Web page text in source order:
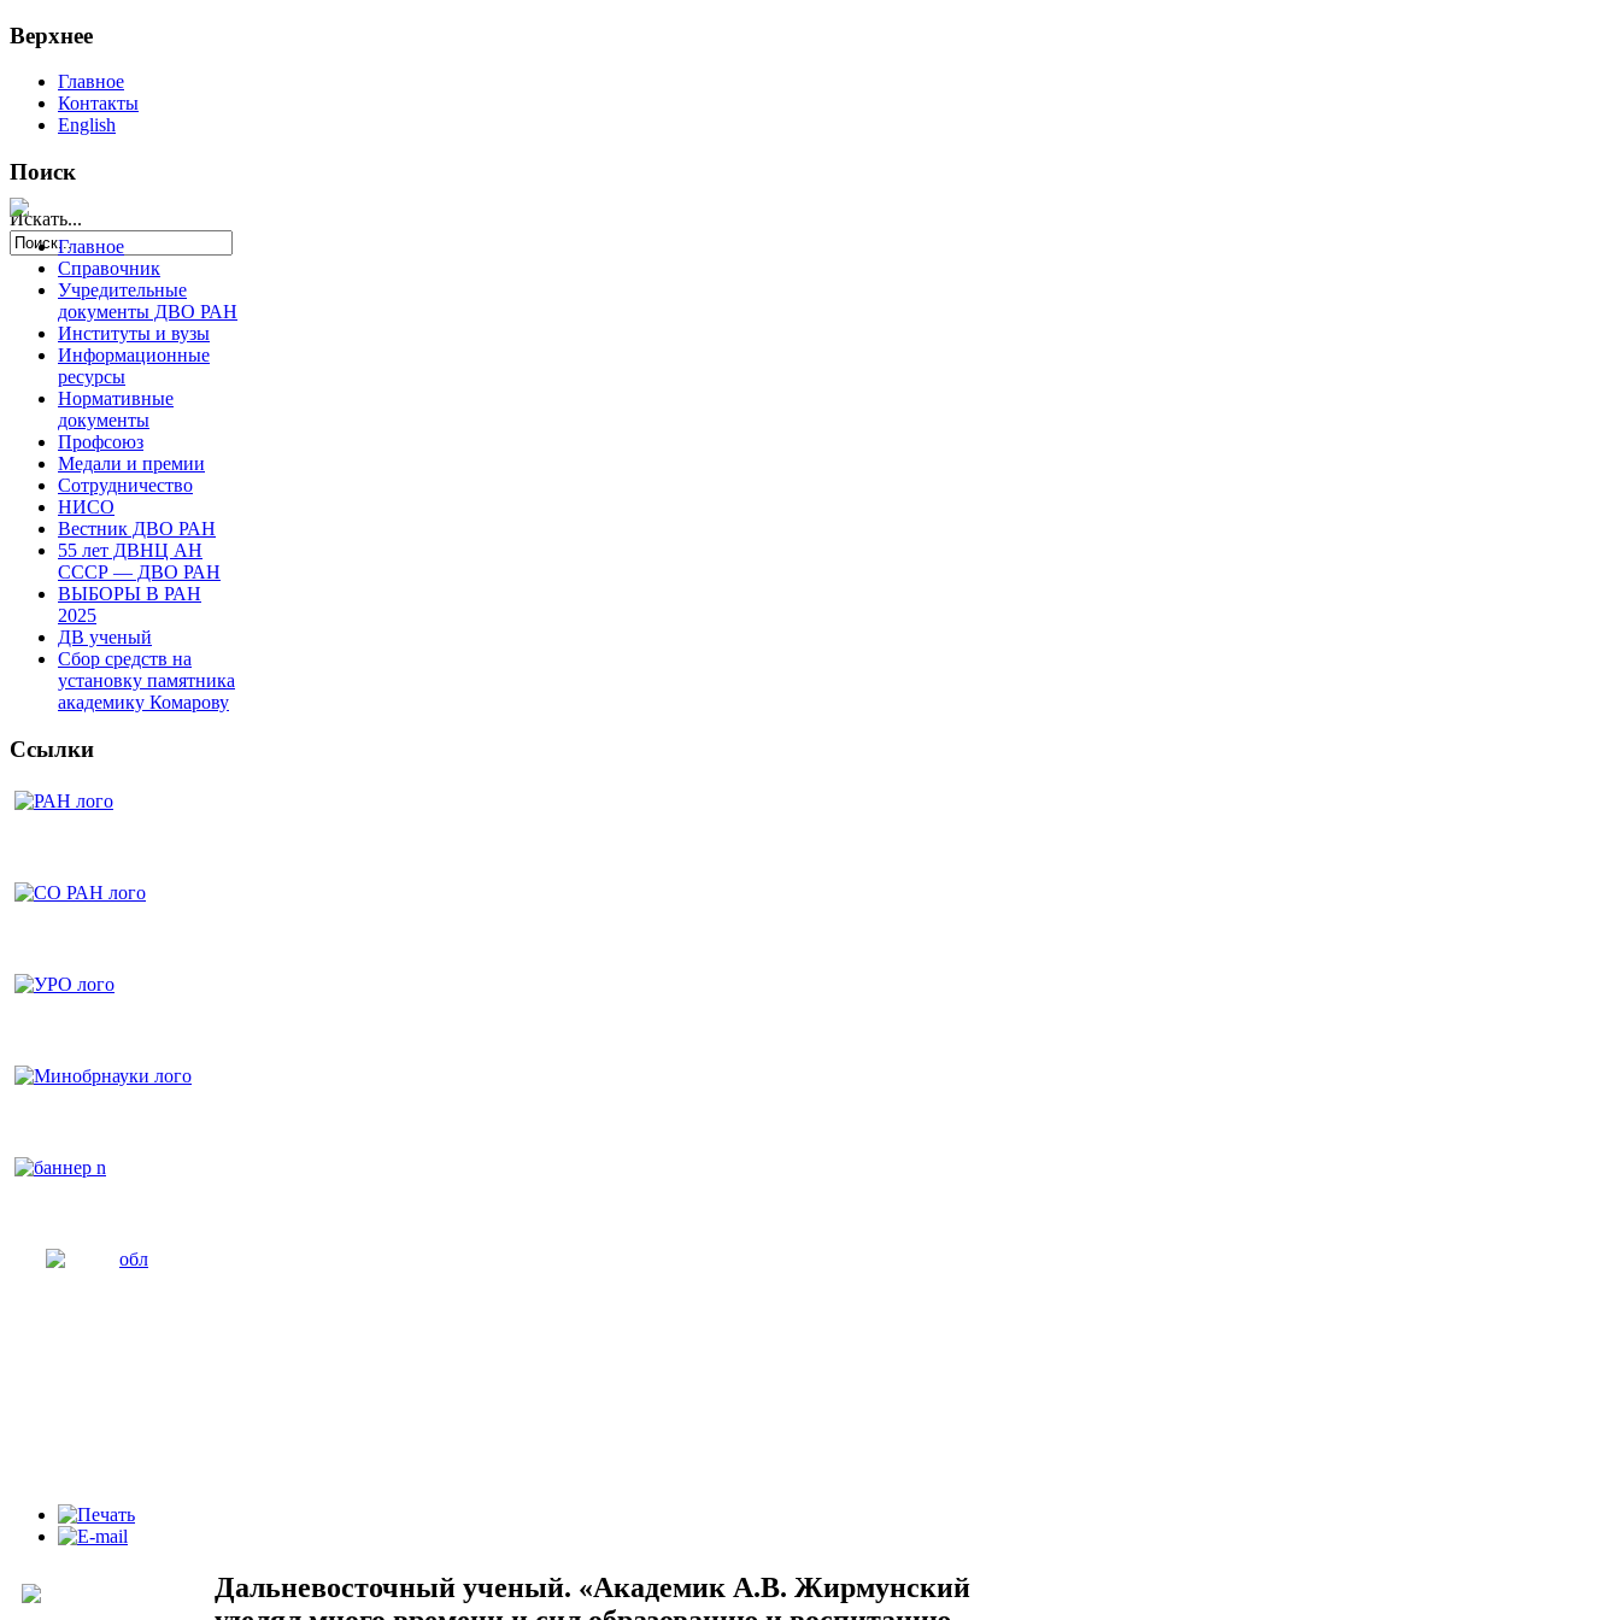
Верхнее
Главное
Контакты
English
Поиск
Искать...
Главное
Справочник
Учредительные
документы ДВО РАН
Институты и вузы
Информационные
ресурсы
Нормативные
документы
Профсоюз
Медали и премии
Сотрудничество
НИСО
Вестник ДВО РАН
55 лет ДВНЦ АН
СССР — ДВО РАН
ВЫБОРЫ В РАН
2025
ДВ ученый
Сбор средств на
установку памятника
академику Комарову
Ссылки
Дальневосточный ученый. «Академик А.В. Жирмунский